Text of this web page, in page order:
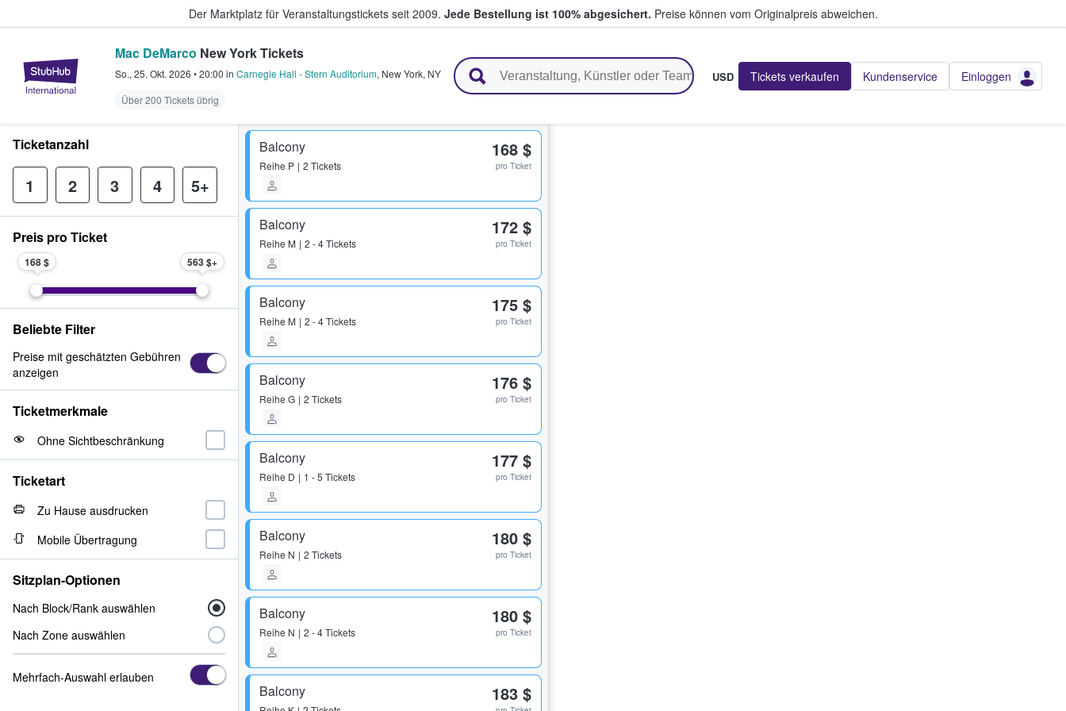
Der Marktplatz für Veranstaltungstickets seit 2009. Jede Bestellung ist 100% abgesichert. Preise können vom Originalpreis abweichen.
StubHub - Wo Fans Tickets kaufen & verkaufen
Mac DeMarco New York Tickets
So., 25. Okt. 2026 •20:00 in Carnegie Hall - Stern Auditorium, New York, NY
Über 200 Tickets übrig
USD Tickets verkaufen Kundenservice Einloggen
Balcony
Reihe P 2 Tickets
168 $
pro Ticket
Balcony
Reihe M 2 - 4 Tickets
172 $
pro Ticket
Balcony
Reihe M 2 - 4 Tickets
175 $
pro Ticket
Balcony
Reihe G 2 Tickets
176 $
pro Ticket
Balcony
Reihe D 1 - 5 Tickets
177 $
pro Ticket
Balcony
Reihe N 2 Tickets
180 $
pro Ticket
Balcony
Reihe N 2 - 4 Tickets
180 $
pro Ticket
Balcony 183 $
Ticketanzahl
1 2 3 4 5+
Preis pro Ticket
168 $ 563 $
Beliebte Filter
Preise mit geschätzten Gebühren
anzeigen
Ticketmerkmale
Ohne Sichtbeschränkung
Ticketart
Zu Hause ausdrucken
Mobile Übertragung
Sitzplan-Optionen
Nach Block/Rank auswählen
Nach Zone auswählen
Mehrfach-Auswahl erlauben